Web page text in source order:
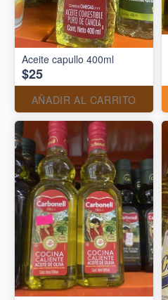
Aceite capullo 400ml
$25
AÑADIR AL CARRITO